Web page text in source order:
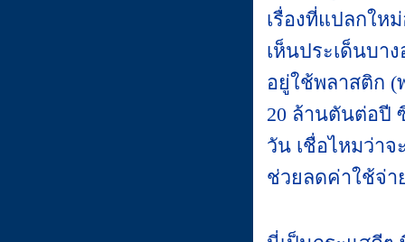
เรื่องที่แปลกให
เห็นประเด็นบา
อยู่ใช้พลาสติก (
20 ล้านตันต่อปี
วัน เชื่อไหมว่า
ช่วยลดค่าใช้จ่า